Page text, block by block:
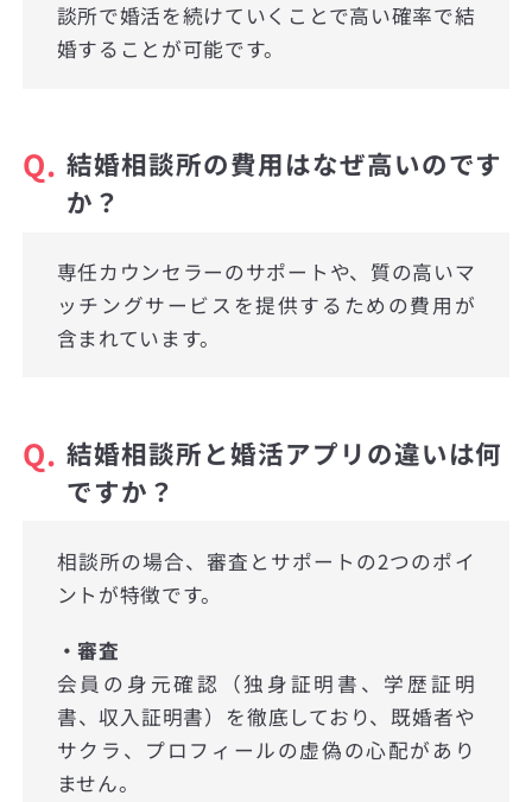
談所で婚活を続けていくことで高い確率で結
婚することが可能です。
Q. 結婚相談所の費用はなぜ高いのです
か？
専任カウンセラーのサポートや、質の高いマ
ッチングサービスを提供するための費用が
含まれています。
Q. 結婚相談所と婚活アプリの違いは何
ですか？
相談所の場合、審査とサポートの2つのポイ
ントが特徴です。
・審査
会員の身元確認（独身証明書、学歴証明
書、収入証明書）を徹底しており、既婚者や
サクラ、プロフィールの虚偽の心配があり
ません。